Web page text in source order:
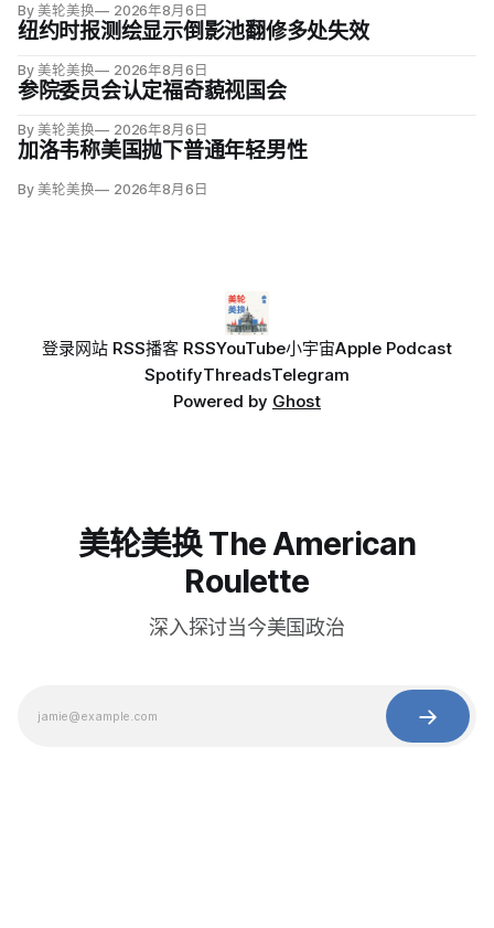
By 美轮美换 2026年8月6日
纽约时报测绘显示倒影池翻修多处失效
By 美轮美换 2026年8月6日
参院委员会认定福奇藐视国会
By 美轮美换 2026年8月6日
加洛韦称美国抛下普通年轻男性
By 美轮美换 2026年8月6日
登录网站 RSS播客 RSSYouTube小宇宙Apple Podcast
SpotifyThreadsTelegram
Powered by Ghost
美轮美换 The American
Roulette
深入探讨当今美国政治